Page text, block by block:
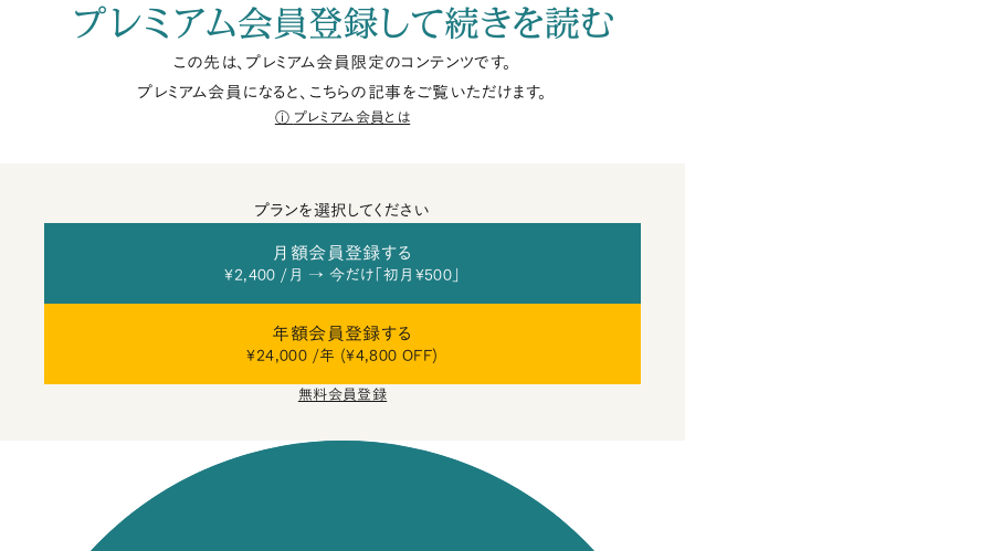
プレミアム会員登録して続きを読む
この先は、プレミアム会員限定のコンテンツです。
プレミアム会員になると、こちらの記事をご覧いただけます。
プレミアム会員とは
プランを選択してください
月額会員登録する
¥2,400 /月 → 今だけ「初月¥500」
年額会員登録する
¥24,000 /年 (¥4,800 OFF)
無料会員登録